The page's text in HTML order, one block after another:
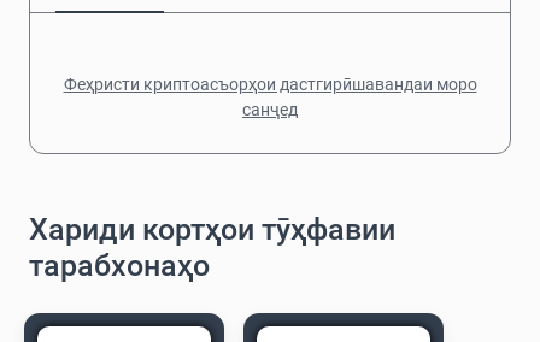
Феҳристи криптоасъорҳои дастгирӣшавандаи моро
санҷед
Хариди кортҳои тӯҳфавии
тарабхонаҳо